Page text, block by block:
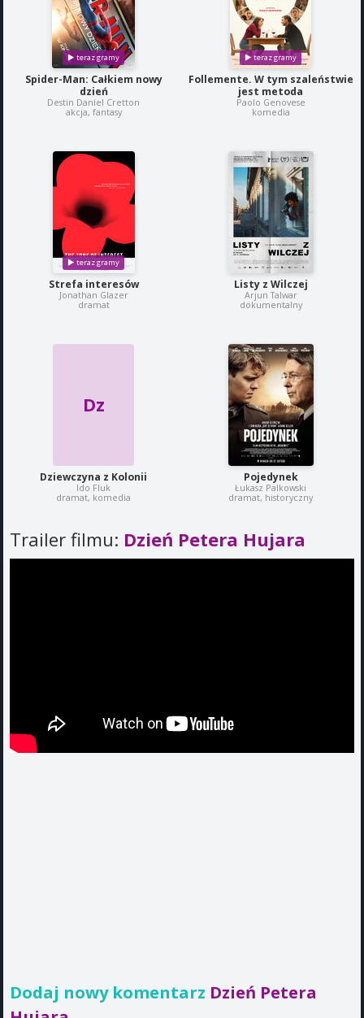
Spider-Man: Całkiem nowy
dzień
Destin Daniel Cretton
akcja, fantasy
Follemente. W tym szaleństwie
jest metoda
Paolo Genovese
komedia
Strefa interesów
Jonathan Glazer
dramat
Listy z Wilczej
Arjun Talwar
dokumentalny
Dz
Dziewczyna z Kolonii
Ido Fluk
dramat, komedia
Pojedynek
Łukasz Palkowski
dramat, historyczny
Trailer filmu: Dzień Petera Hujara
Dodaj nowy komentarz Dzień Petera